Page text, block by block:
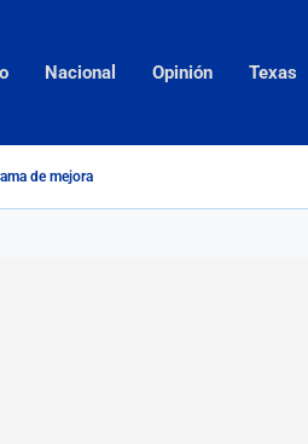
Nacional Opinión Texas
de mejora genética...